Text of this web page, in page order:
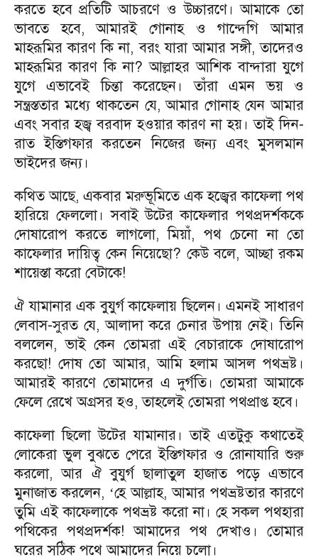
করতে হবে প্রতিটি আচরণে ও উচ্চারণে। আমাকে তো
ভাবতে হবে, আমারই গোনাহ ও গান্দেগি আমার
মাহরূমির কারণ কি না, বরং যারা আমার সঙ্গী, তাদেরও
মাহরূমির কারণ কি না? আল্লাহর আশিক বান্দারা যুগে
যুগে এভাবেই চিন্তা করেছেন। তাঁরা এমন ভয় ও
সন্ত্রস্ততার মধ্যে থাকতেন যে, আমার গোনাহ যেন আমার
এবং সবার হজ্ব বরবাদ হওয়ার কারণ না হয়। তাই দিন-
রাত ইস্তিগফার করতেন নিজের জন্য এবং মুসলমান
ভাইদের জন্য।
কথিত আছে, একবার মরুভূমিতে এক হজ্বের কাফেলা পথ
হারিয়ে ফেললো। সবাই উটের কাফেলার পথপ্রদর্শককে
দোষারোপ করতে লাগলো, মিয়াঁ, পথ চেনো না তো
কাফেলার দায়িত্ব কেন নিয়েছো? কেউ বলে, আচ্ছা রকম
শায়েস্তা করো বেটাকে!
ঐ যামানার এক বুযুর্গ কাফেলায় ছিলেন। এমনই সাধারণ
লেবাস-সুরত যে, আলাদা করে চেনার উপায় নেই। তিনি
বললেন, ভাই কেন তোমরা এই বেচারাকে দোষারোপ
করছো! দোষ তো আমার, আমি হলাম আসল পথভ্রষ্ট।
আমারই কারণে তোমাদের এ দুর্গতি। তোমরা আমাকে
ফেলে রেখে অগ্রসর হও, তাহলেই তোমরা পথপ্রাপ্ত হবে।
কাফেলা ছিলো উটের যামানার। তাই এতটুকু কথাতেই
লোকেরা ভুল বুঝতে পেরে ইস্তিগফার ও রোনাযারি শুরু
করলো, আর ঐ বুযুর্গ ছালাতুল হাজাত পড়ে এভাবে
মুনাজাত করলেন, ‘হে আল্লাহ, আমার পথভ্রষ্টতার কারণে
তুমি এই কাফেলাকে পথভ্রষ্ট করো না। হে সকল পথহারা
পথিকের পথপ্রদর্শক! আমাদের পথ দেখাও। তোমার
ঘরের সঠিক পথে আমাদের নিয়ে চলো।